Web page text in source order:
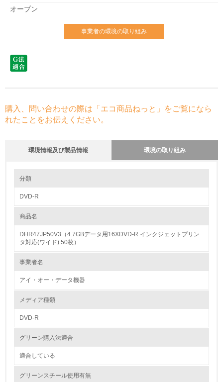
オープン
事業者の環境の取り組み
購入、問い合わせの際は「エコ商品ねっと」をご覧になら
れたことをお伝えください。
環境情報及び製品情報 環境の取り組み
1.環境取り組み体制
環境方針を持っている
環境対応の責任体制を定めている
環境問題に関する従業員教育を行っている
自社に関係する主要な環境法規制を把握し、順守している
分類
DVD-R
商品名
DHR47JP50V3（4.7GBデータ用16XDVD-R インクジェットプリン
タ対応(ワイド) 50枚）
事業者名
アイ・オー・データ機器
メディア種類
DVD-R
グリーン購入法適合
適合している
グリーンスチール使用有無